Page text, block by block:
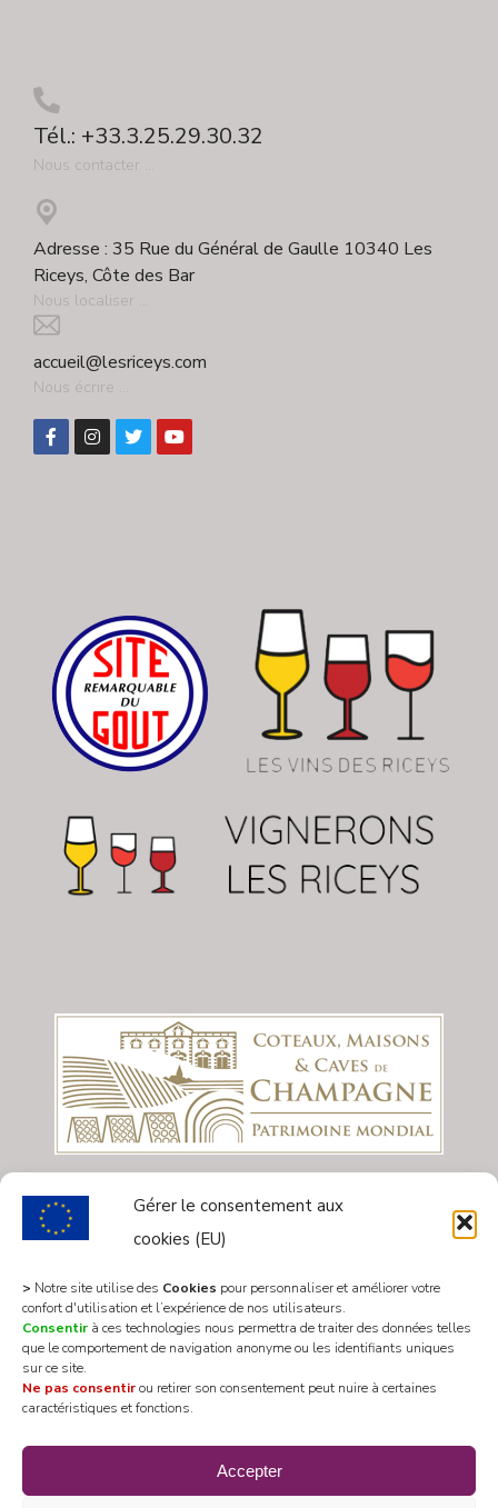
Gérer le consentement aux
cookies (EU)
> Notre site utilise des Cookies pour personnaliser et améliorer votre
confort d'utilisation et l’expérience de nos utilisateurs.
Consentir à ces technologies nous permettra de traiter des données telles
que le comportement de navigation anonyme ou les identifiants uniques
sur ce site.
Ne pas consentirou retirer son consentement peut nuire à certaines
caractéristiques et fonctions.
Accepter
Tél.: +33.3.25.29.30.32
Nous contacter ...
Adresse : 35 Rue du Général de Gaulle 10340 Les
Riceys, Côte des Bar
Nous localiser ...
accueil@lesriceys.com
Nous écrire ...
All rights reserved 2020 © Mairie Les Riceys